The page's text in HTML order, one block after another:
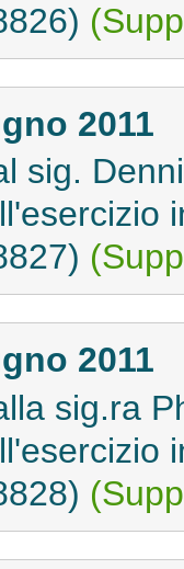
2011
sig.
2011
sig.ra